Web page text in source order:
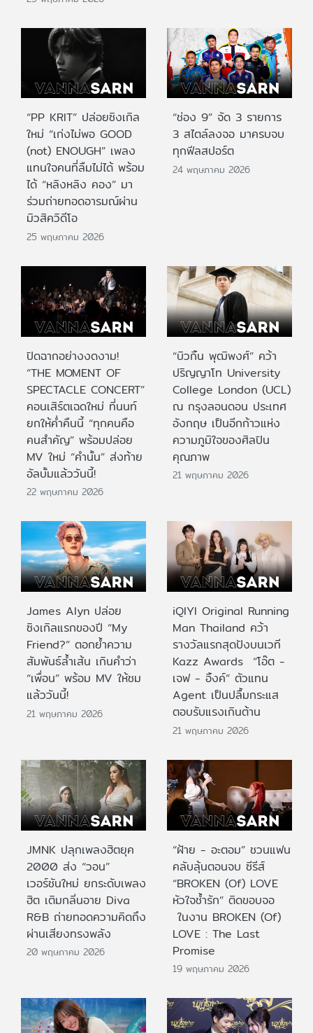
“PP KRIT” ปล่อยซิงเกิล
ใหม่ “เก่งไม่พอ GOOD
(not) ENOUGH” เพลง
แทนใจคนที่ลืมไม่ได้ พร้อม
ได้ “หลิงหลิง คอง” มา
ร่วมถ่ายทอดอารมณ์ผ่าน
มิวสิควิดีโอ
25 พฤษภาคม 2026
“ช่อง 9” จัด 3 รายการ
3 สไตล์ลงจอ มาครบจบ
ทุกฟีลสปอร์ต
24 พฤษภาคม 2026
ปิดฉากอย่างงดงาม!
“THE MOMENT OF
SPECTACLE CONCERT”
คอนเสิร์ตเฉดใหม่ ที่นนท์
ยกให้ค่ำคืนนี้ “ทุกคนคือ
คนสำคัญ” พร้อมปล่อย
MV ใหม่ “คำนั้น” ส่งท้าย
อัลบั้มแล้ววันนี้!
22 พฤษภาคม 2026
“บิวกิ้น พุฒิพงศ์” คว้า
ปริญญาโท University
College London (UCL)
ณ กรุงลอนดอน ประเทศ
อังกฤษ เป็นอีกก้าวแห่ง
ความภูมิใจของศิลปิน
คุณภาพ
21 พฤษภาคม 2026
James Alyn ปล่อย
ซิงเกิลแรกของปี “My
Friend?” ตอกย้ำความ
สัมพันธ์ล้ำเส้น เกินคำว่า
“เพื่อน” พร้อม MV ให้ชม
แล้ววันนี้!
21 พฤษภาคม 2026
iQIYI Original Running
Man Thailand คว้า
รางวัลแรกสุดปังบนเวที
Kazz Awards “โอ๊ต -
เจฟ - อิ้งค์” ตัวแทน
Agent เป็นปลื้มกระแส
ตอบรับแรงเกินต้าน
21 พฤษภาคม 2026
JMNK ปลุกเพลงฮิตยุค
2000 ส่ง “วอน”
เวอร์ชันใหม่ ยกระดับเพลง
ฮิต เติมกลิ่นอาย Diva
R&B ถ่ายทอดความคิดถึง
ผ่านเสียงทรงพลัง
20 พฤษภาคม 2026
“ฝ้าย - อะตอม” ชวนแฟน
คลับลุ้นตอนจบ ซีรีส์
“BROKEN (Of) LOVE
หัวใจช้ำรัก” ติดขอบจอ
ในงาน BROKEN (Of)
LOVE : The Last
Promise
19 พฤษภาคม 2026